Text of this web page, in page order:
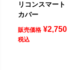
リコンスマート
カバー
販売価格 ¥2,750
税込